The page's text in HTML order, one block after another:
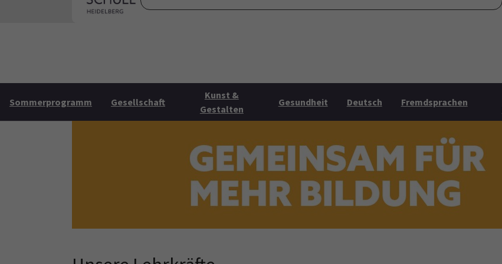
Startseite Über uns Mehr Angebote Öffnungszeiten
Sommerprogramm Gesellschaft
Kunst &
Gestalten
Gesundheit Deutsch Fremdsprachen